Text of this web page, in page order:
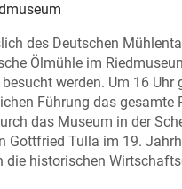
des Deutschen
Ölmühle im
werden. Um 16
Führung das gesamte
das Museum in der
Gottfried Tulla im 19.
die historischen